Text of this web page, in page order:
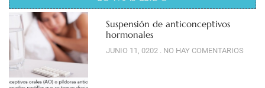
Suspensión de anticonceptivos
hormonales
JUNIO 11, 0202 NO HAY COMENTARIOS